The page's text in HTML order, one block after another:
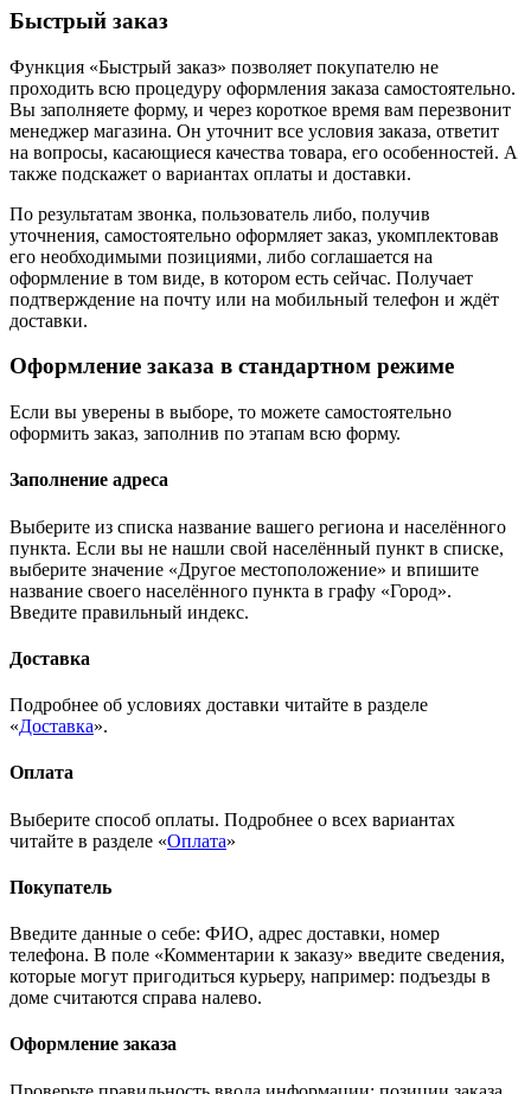
Быстрый заказ
Функция «Быстрый заказ» позволяет покупателю не
проходить всю процедуру оформления заказа самостоятельно.
Вы заполняете форму, и через короткое время вам перезвонит
менеджер магазина. Он уточнит все условия заказа, ответит
на вопросы, касающиеся качества товара, его особенностей. А
также подскажет о вариантах оплаты и доставки.
По результатам звонка, пользователь либо, получив
уточнения, самостоятельно оформляет заказ, укомплектовав
его необходимыми позициями, либо соглашается на
оформление в том виде, в котором есть сейчас. Получает
подтверждение на почту или на мобильный телефон и ждёт
доставки.
Оформление заказа в стандартном режиме
Если вы уверены в выборе, то можете самостоятельно
оформить заказ, заполнив по этапам всю форму.
Заполнение адреса
Выберите из списка название вашего региона и населённого
пункта. Если вы не нашли свой населённый пункт в списке,
выберите значение «Другое местоположение» и впишите
название своего населённого пункта в графу «Город».
Введите правильный индекс.
Доставка
Подробнее об условиях доставки читайте в разделе
«Доставка».
Оплата
Выберите способ оплаты. Подробнее о всех вариантах
читайте в разделе «Оплата»
Покупатель
Введите данные о себе: ФИО, адрес доставки, номер
телефона. В поле «Комментарии к заказу» введите сведения,
которые могут пригодиться курьеру, например: подъезды в
доме считаются справа налево.
Оформление заказа